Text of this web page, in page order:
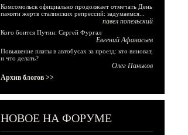
Комсомольск официально продолжает отмечать День
памяти жертв сталинских репрессий: задумаемся...
павел попельский
Кого боится Путин: Сергей Фургал
Евгений Афанасьев
Повышение платы в автобусах за проезд: кто виноват,
и что делать?
Олег Паньков
Архив блогов >>
НОВОЕ НА ФОРУМЕ